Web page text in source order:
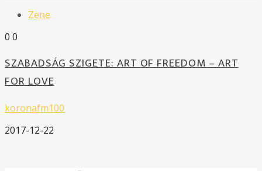
Zene
0 0
SZABADSÁG SZIGETE: ART OF FREEDOM – ART
FOR LOVE
koronafm100
2017-12-22